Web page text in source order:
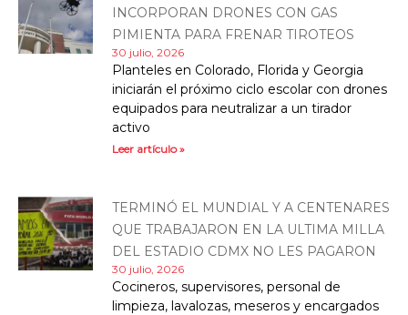
INCORPORAN DRONES CON GAS
PIMIENTA PARA FRENAR TIROTEOS
30 julio, 2026
Planteles en Colorado, Florida y Georgia
iniciarán el próximo ciclo escolar con drones
equipados para neutralizar a un tirador
activo
Leer artículo »
TERMINÓ EL MUNDIAL Y A CENTENARES
QUE TRABAJARON EN LA ULTIMA MILLA
DEL ESTADIO CDMX NO LES PAGARON
30 julio, 2026
Cocineros, supervisores, personal de
limpieza, lavalozas, meseros y encargados